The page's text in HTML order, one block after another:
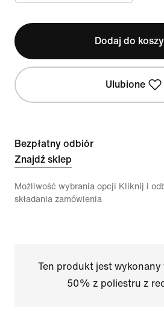
Dodaj do
Ulubione
Bezpłatny odbiór
Znajdź sklep
Możliwość wybrania opcji Kliknij i
składania zamówienia
Ten produkt jest wykonany
50% z poliestru z